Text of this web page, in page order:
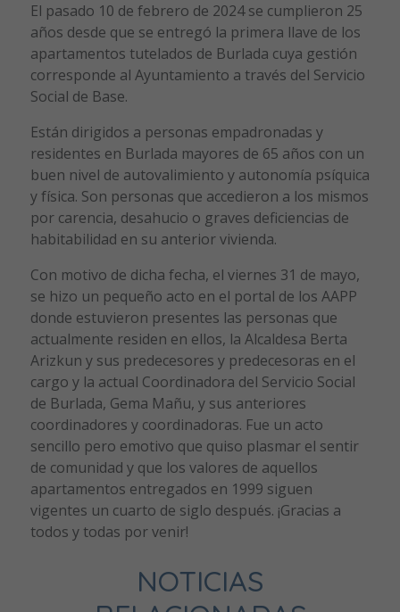
El pasado 10 de febrero de 2024 se cumplieron 25
años desde que se entregó la primera llave de los
apartamentos tutelados de Burlada cuya gestión
corresponde al Ayuntamiento a través del Servicio
Social de Base.
Están dirigidos a personas empadronadas y
residentes en Burlada mayores de 65 años con un
buen nivel de autovalimiento y autonomía psíquica
y física. Son personas que accedieron a los mismos
por carencia, desahucio o graves deficiencias de
habitabilidad en su anterior vivienda.
Con motivo de dicha fecha, el viernes 31 de mayo,
se hizo un pequeño acto en el portal de los AAPP
donde estuvieron presentes las personas que
actualmente residen en ellos, la Alcaldesa Berta
Arizkun y sus predecesores y predecesoras en el
cargo y la actual Coordinadora del Servicio Social
de Burlada, Gema Mañu, y sus anteriores
coordinadores y coordinadoras. Fue un acto
sencillo pero emotivo que quiso plasmar el sentir
de comunidad y que los valores de aquellos
apartamentos entregados en 1999 siguen
vigentes un cuarto de siglo después. ¡Gracias a
todos y todas por venir!
NOTICIAS